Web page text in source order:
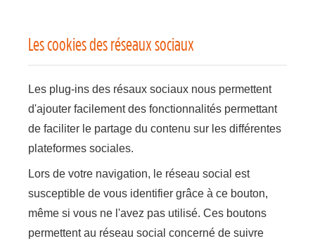
Les cookies des réseaux sociaux
Les plug-ins des résaux sociaux nous permettent
d'ajouter facilement des fonctionnalités permettant
de faciliter le partage du contenu sur les différentes
plateformes sociales.
Lors de votre navigation, le réseau social est
susceptible de vous identifier grâce à ce bouton,
même si vous ne l'avez pas utilisé. Ces boutons
permettent au réseau social concerné de suivre